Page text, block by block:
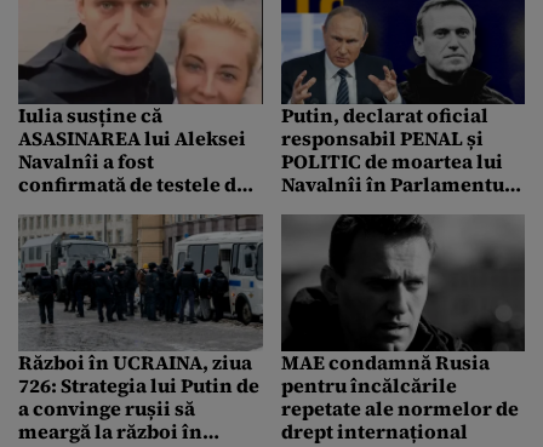
Iulia susține că
ASASINAREA lui Aleksei
Navalnîi a fost
confirmată de testele de
Putin, declarat oficial
responsabil PENAL și
POLITIC de moartea lui
Navalnîi în Parlamentul
fi înmormântat vineri la
Moscova
Război în UCRAINA, ziua
726: Strategia lui Putin de
a convinge rușii să
meargă la război în
MAE condamnă Rusia
pentru încălcările
repetate ale normelor de
drept internațional